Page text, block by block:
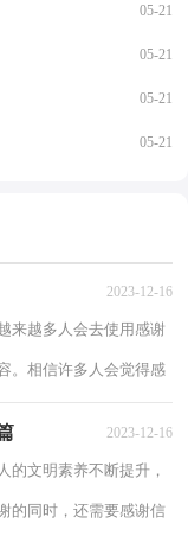
05-21
05-21
05-21
05-21
2023-12-16
来越多人会去使用感谢
。相信许多人会觉得感
2023-12-16
的文明素养不断提升，
的同时，还需要感谢信